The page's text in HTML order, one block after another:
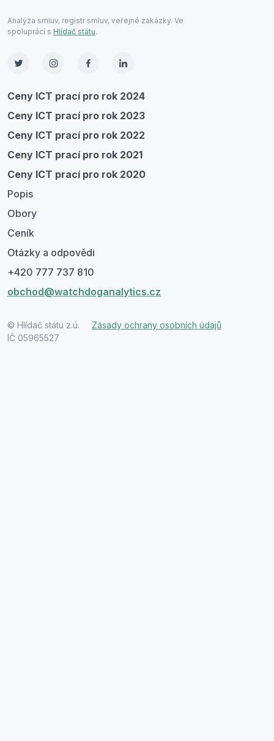
Analýza smluv, registr smluv, veřejné zakázky. Ve
spoluprácí s Hlídač státu.
Ceny ICT prací pro rok 2024
Ceny ICT prací pro rok 2023
Ceny ICT prací pro rok 2022
Ceny ICT prací pro rok 2021
Ceny ICT prací pro rok 2020
Popis
Obory
Ceník
Otázky a odpovědi
+420 777 737 810
obchod@watchdoganalytics.cz
© Hlídač státu z.ú. Zásady ochrany osobních údajů
IČ 05965527